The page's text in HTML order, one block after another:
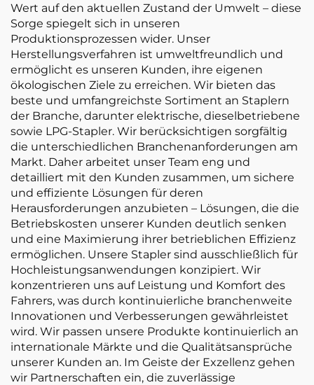
Wert auf den aktuellen Zustand der Umwelt – diese
Sorge spiegelt sich in unseren
Produktionsprozessen wider. Unser
Herstellungsverfahren ist umweltfreundlich und
ermöglicht es unseren Kunden, ihre eigenen
ökologischen Ziele zu erreichen. Wir bieten das
beste und umfangreichste Sortiment an Staplern
der Branche, darunter elektrische, dieselbetriebene
sowie LPG-Stapler. Wir berücksichtigen sorgfältig
die unterschiedlichen Branchenanforderungen am
Markt. Daher arbeitet unser Team eng und
detailliert mit den Kunden zusammen, um sichere
und effiziente Lösungen für deren
Herausforderungen anzubieten – Lösungen, die die
Betriebskosten unserer Kunden deutlich senken
und eine Maximierung ihrer betrieblichen Effizienz
ermöglichen. Unsere Stapler sind ausschließlich für
Hochleistungsanwendungen konzipiert. Wir
konzentrieren uns auf Leistung und Komfort des
Fahrers, was durch kontinuierliche branchenweite
Innovationen und Verbesserungen gewährleistet
wird. Wir passen unsere Produkte kontinuierlich an
internationale Märkte und die Qualitätsansprüche
unserer Kunden an. Im Geiste der Exzellenz gehen
wir Partnerschaften ein, die zuverlässige